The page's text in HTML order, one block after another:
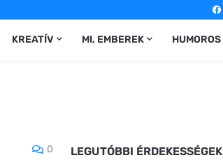
KREATÍV MI, EMBEREK HUMOROS
0 LEGUTÓBBI ÉRDEKESSÉGEK